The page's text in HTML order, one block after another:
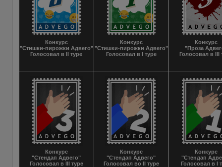
Конкурс
"Стишки-пирожки Адвего"
Голосовал в II туре
Конкурс
"Стишки-пирожки Адвего"
Голосовал в I туре
Конкурс
"Проза
Голосовал в III
Конкурс
"Стендап Адвего"
Голосовал в III туре
Конкурс
"Стендап Адвего"
Голосовал во II туре
Конкурс
"Стендап
Голосовал в I